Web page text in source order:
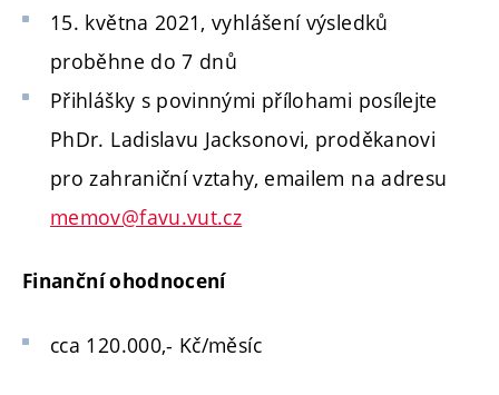
15. května 2021, vyhlášení výsledků
proběhne do 7 dnů
Přihlášky s povinnými přílohami posílejte
PhDr. Ladislavu Jacksonovi, proděkanovi
pro zahraniční vztahy, emailem na adresu
memov@favu.vut.cz
Finanční ohodnocení
cca 120.000,- Kč/měsíc